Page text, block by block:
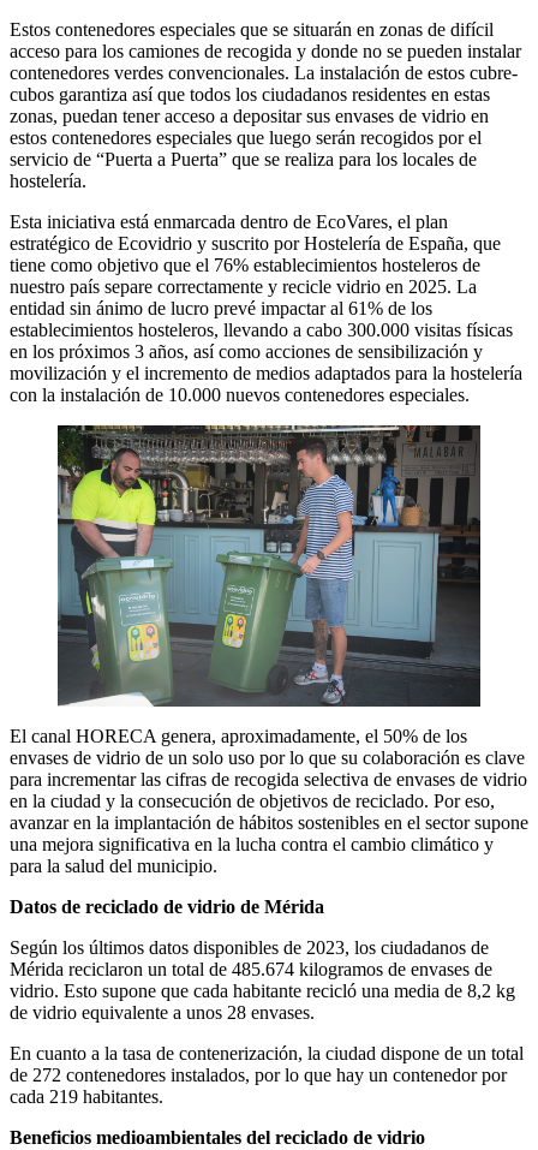
Estos contenedores especiales que se situarán en zonas de difícil
acceso para los camiones de recogida y donde no se pueden instalar
contenedores verdes convencionales. La instalación de estos cubre-
cubos garantiza así que todos los ciudadanos residentes en estas
zonas, puedan tener acceso a depositar sus envases de vidrio en
estos contenedores especiales que luego serán recogidos por el
servicio de “Puerta a Puerta” que se realiza para los locales de
hostelería.
Esta iniciativa está enmarcada dentro de EcoVares, el plan
estratégico de Ecovidrio y suscrito por Hostelería de España, que
tiene como objetivo que el 76% establecimientos hosteleros de
nuestro país separe correctamente y recicle vidrio en 2025. La
entidad sin ánimo de lucro prevé impactar al 61% de los
establecimientos hosteleros, llevando a cabo 300.000 visitas físicas
en los próximos 3 años, así como acciones de sensibilización y
movilización y el incremento de medios adaptados para la hostelería
con la instalación de 10.000 nuevos contenedores especiales.
El canal HORECA genera, aproximadamente, el 50% de los
envases de vidrio de un solo uso por lo que su colaboración es clave
para incrementar las cifras de recogida selectiva de envases de vidrio
en la ciudad y la consecución de objetivos de reciclado. Por eso,
avanzar en la implantación de hábitos sostenibles en el sector supone
una mejora significativa en la lucha contra el cambio climático y
para la salud del municipio.
Datos de reciclado de vidrio de Mérida
Según los últimos datos disponibles de 2023, los ciudadanos de
Mérida reciclaron un total de 485.674 kilogramos de envases de
vidrio. Esto supone que cada habitante recicló una media de 8,2 kg
de vidrio equivalente a unos 28 envases.
En cuanto a la tasa de contenerización, la ciudad dispone de un total
de 272 contenedores instalados, por lo que hay un contenedor por
cada 219 habitantes.
Beneficios medioambientales del reciclado de vidrio